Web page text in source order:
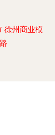
徐州商业模